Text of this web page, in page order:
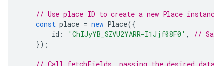
// Use place ID to create a new Place instance.
const place = new Place({
id : 'ChIJyYB_SZVU2YARR-I1Jjf08F0' ,
// San
});
// Call fetchFields, passing the desired data